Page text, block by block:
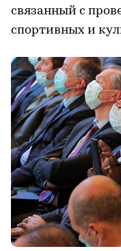
связанный с
спортивных и